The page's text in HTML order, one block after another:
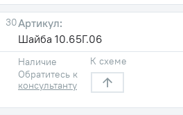
30
Шайба 10.65Г.06
Наличие
Обратитесь к
консультанту
К схеме